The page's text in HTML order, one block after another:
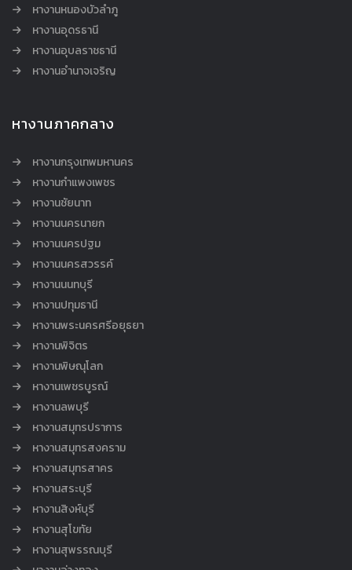
หางานหนองบัวลำภู
หางานอุดรธานี
หางานอุบลราชธานี
หางานอำนาจเจริญ
หางานภาคกลาง
หางานกรุงเทพมหานคร
หางานกำแพงเพชร
หางานชัยนาท
หางานนครนายก
หางานนครปฐม
หางานนครสวรรค์
หางานนนทบุรี
หางานปทุมธานี
หางานพระนครศรีอยุธยา
หางานพิจิตร
หางานพิษณุโลก
หางานเพชรบูรณ์
หางานลพบุรี
หางานสมุทรปราการ
หางานสมุทรสงคราม
หางานสมุทรสาคร
หางานสระบุรี
หางานสิงห์บุรี
หางานสุโขทัย
หางานสุพรรณบุรี